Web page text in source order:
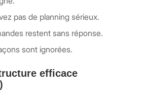
pas de planning sérieux.
restent sans réponse.
sont ignorées.
efficace